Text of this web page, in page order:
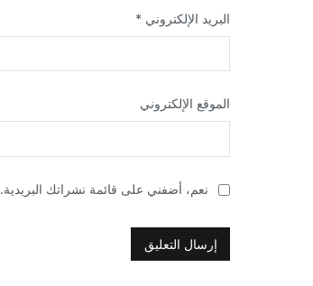
البريد الإلكتروني *
الموقع الإلكتروني
نعم، أضفني على قائمة نشراتك البريدية.